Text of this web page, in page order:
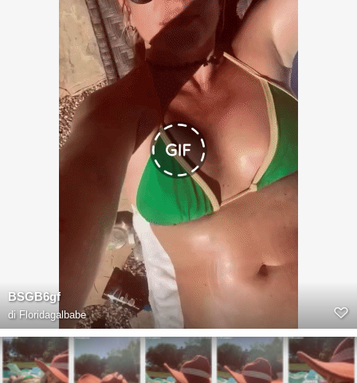
BSGB6gf
di Floridagalbabe